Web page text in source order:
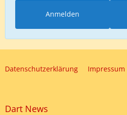
Anmelden
Datenschutzerklärung Impressum
Dart News